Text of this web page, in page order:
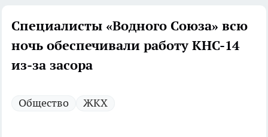
Специалисты «Водного Союза» всю
ночь обеспечивали работу КНС-14
из-за засора
Общество ЖКХ